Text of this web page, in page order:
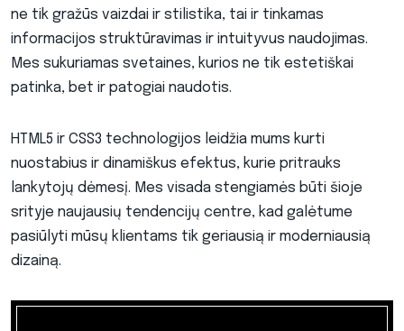
ne tik gražūs vaizdai ir stilistika, tai ir tinkamas
informacijos struktūravimas ir intuityvus naudojimas.
Mes sukuriamas svetaines, kurios ne tik estetiškai
patinka, bet ir patogiai naudotis.
HTML5 ir CSS3 technologijos leidžia mums kurti
nuostabius ir dinamiškus efektus, kurie pritrauks
lankytojų dėmesį. Mes visada stengiamės būti šioje
srityje naujausių tendencijų centre, kad galėtume
pasiūlyti mūsų klientams tik geriausią ir moderniausią
dizainą.